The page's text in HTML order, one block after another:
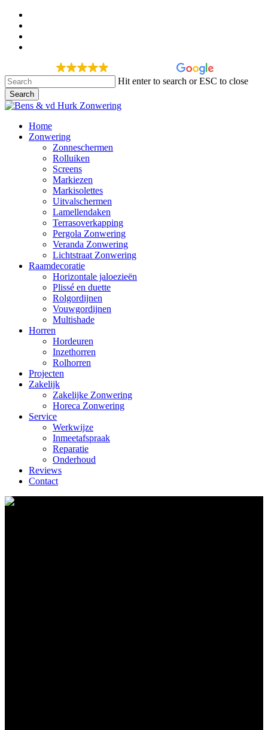
Skip
main
content
Hit enter to search or ESC to close
Search
Close
Menu
Home
Zonwering
Zonneschermen
Rolluiken
Screens
Markiezen
Markisolettes
Uitvalschermen
Lamellendaken
Terrasoverkapping
Pergola Zonwering
Veranda Zonwering
Lichtstraat Zonwering
Raamdecoratie
Horizontale jaloezieën
Plissé en duette
Rolgordijnen
Vouwgordijnen
Multishade
Horren
Hordeuren
Inzethorren
Rolhorren
Projecten
Zakelijk
Zakelijke Zonwering
Horeca Zonwering
Service
Werkwijze
Inmeetafspraak
Reparatie
Onderhoud
Reviews
Contact